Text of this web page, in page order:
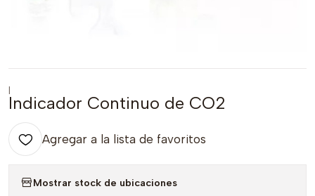
Indicador Continuo de CO2
Agregar a la lista de favoritos
Mostrar stock de ubicaciones